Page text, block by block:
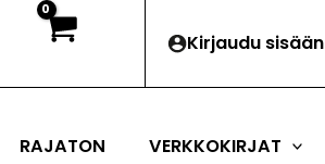
Kirjaudu sisään
RAJATON VERKKOKIRJAT